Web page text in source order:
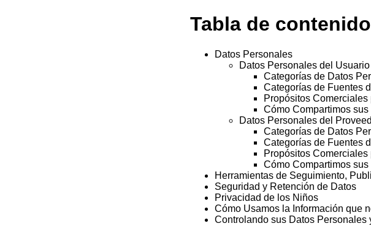
Tabla de
Datos Personales
Datos Personales del Usuario
Categorías de Datos
Categorías de Fuentes
Propósitos
Cómo Compartimos
Datos Personales del
Categorías de Datos
Categorías de Fuentes
Propósitos
Cómo Compartimos
Herramientas de Seguimiento,
Seguridad y Retención de Datos
Privacidad de los Niños
Cómo Usamos la Información que
Controlando sus Datos Personales